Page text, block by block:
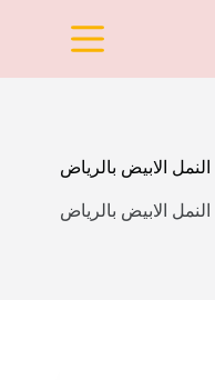
الابيض بالرياض
الابيض بالرياض